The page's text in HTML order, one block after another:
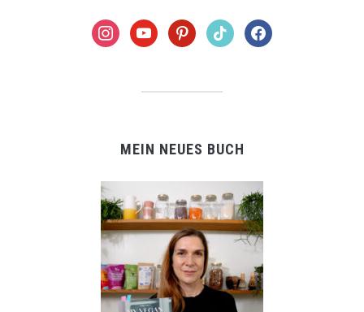
instagramyoutubepinteresttiktok facebook
MEIN NEUES BUCH